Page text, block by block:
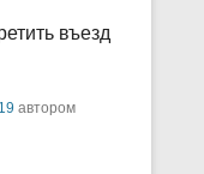
въезд
автором